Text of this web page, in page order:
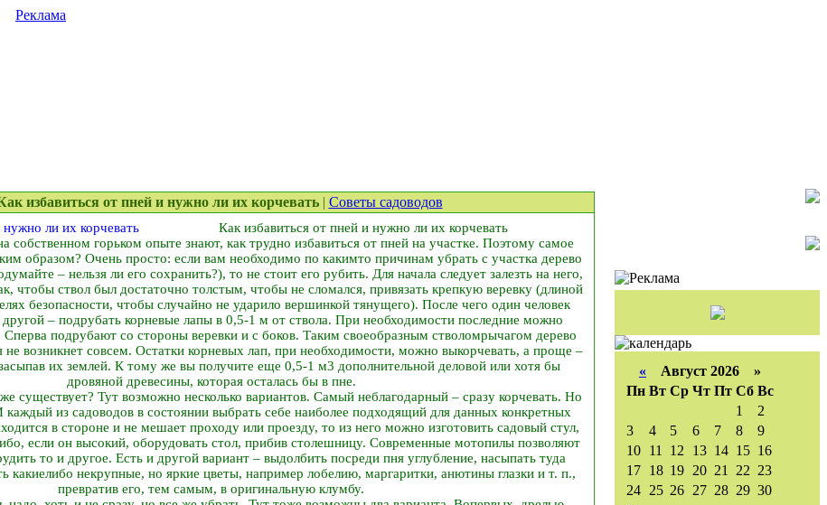
Реклама
избавиться от пней и нужно ли их корчевать| Советы садоводов
Как избавиться от пней и нужно ли их корчевать
собственном горьком опыте знают, как трудно избавиться от пней на участке. Поэтому самое
образом? Очень просто: если вам необходимо по каким­то причинам убрать с участка дерево
– нельзя ли его сохранить?), то не стоит его рубить. Для начала следует залезть на него,
чтобы ствол был достаточно толстым, чтобы не сломался, привязать крепкую веревку (длиной
безопасности, чтобы случайно не ударило вершинкой тянущего). После чего один человек
другой – подрубать корневые лапы в 0,5-1 м от ствола. При необходимости последние можно
Сперва подрубают со стороны веревки и с боков. Таким своеобразным стволом­рычагом дерево
не возникнет совсем. Остатки корневых лап, при необходимости, можно выкорчевать, а проще –
засыпав их землей. К тому же вы получите еще 0,5-1 м3 дополнительной деловой или хотя бы
дровяной древесины, которая осталась бы в пне.
существует? Тут возможно несколько вариантов. Самый неблагодарный – сразу корчевать. Но
каждый из садоводов в состоянии выбрать себе наиболее подходящий для данных конкретных
в стороне и не мешает проходу или проезду, то из него можно изготовить садовый стул,
если он высокий, оборудовать стол, прибив столешницу. Современные мотопилы позволяют
то и другое. Есть и другой вариант – выдолбить посреди пня углубление, насыпать туда
какие­либо некрупные, но яркие цветы, например лобелию, маргаритки, анютины глазки и т. п.,
превратив его, тем самым, в оригинальную клумбу.
« Август 2026 »
Пн Вт Ср Чт Пт Сб Вс
1
2
3
4 5 6 7 8
9
10 11 12 13 14 15 16
17 18 19 20 21 22 23
24 25 26 27 28 29 30